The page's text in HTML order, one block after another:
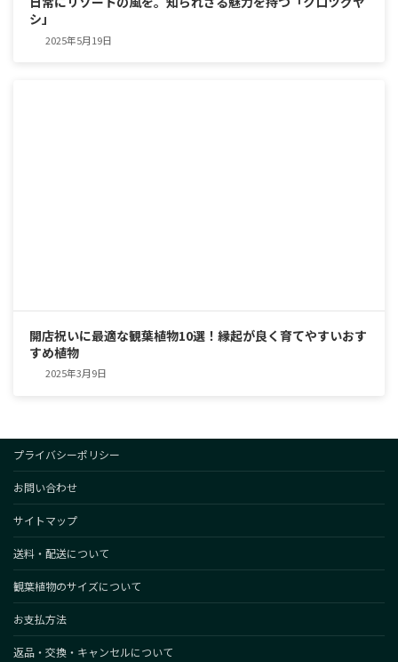
シ」
2025年5月19日
開店祝いに最適な観葉植物10選！縁起が良く育てやすいおす
すめ植物
2025年3月9日
プライバシーポリシー
お問い合わせ
サイトマップ
送料・配送について
観葉植物のサイズについて
お支払方法
返品・交換・キャンセルについて